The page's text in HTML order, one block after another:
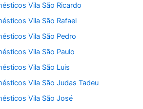
Vila São Ricardo
Vila São Rafael
Vila São Pedro
Vila São Paulo
Vila São Luis
Vila São Judas Tadeu
Vila São José